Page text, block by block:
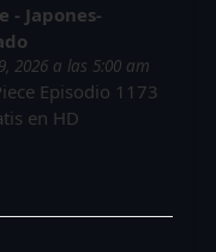
- Japones-
2026 a las 5:00 am
Episodio 1173
en HD